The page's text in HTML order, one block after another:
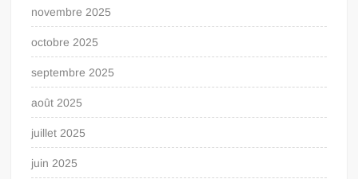
novembre 2025
octobre 2025
septembre 2025
août 2025
juillet 2025
juin 2025